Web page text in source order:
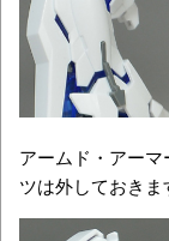
アームド・アー
ツは外しておきま